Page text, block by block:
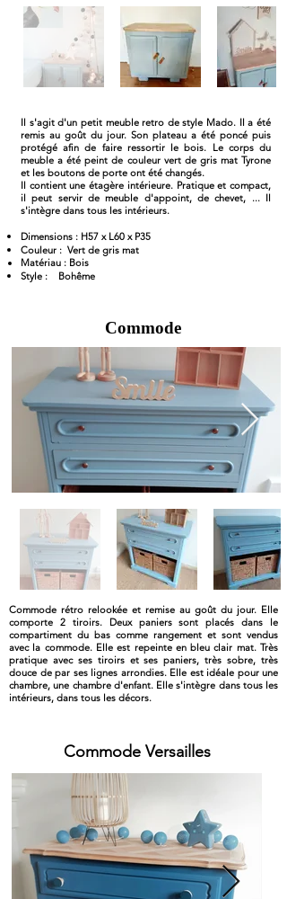
Il s'agit d'un petit meuble retro de style Mado. Il a été
remis au goût du jour. Son plateau a été poncé puis
protégé afin de faire ressortir le bois. Le corps du
meuble a été peint de couleur vert de gris mat Tyrone
et les boutons de porte ont été changés.
Il contient une étagère intérieure. Pratique et compact,
il peut servir de meuble d'appoint, de chevet, ... Il
s'intègre dans tous les intérieurs.
Dimensions : H57 x L60 x P35
Couleur : Vert de gris mat
Matériau : Bois
Style : Bohême
Commode
Commode rétro relookée et remise au goût du jour. Elle
comporte 2 tiroirs. Deux paniers sont placés dans le
compartiment du bas comme rangement et sont vendus
avec la commode. Elle est repeinte en bleu clair mat. Très
pratique avec ses tiroirs et ses paniers, très sobre, très
douce de par ses lignes arrondies. Elle est idéale pour une
chambre, une chambre d'enfant. Elle s'intègre dans tous les
intérieurs, dans tous les décors.
Commode Versailles